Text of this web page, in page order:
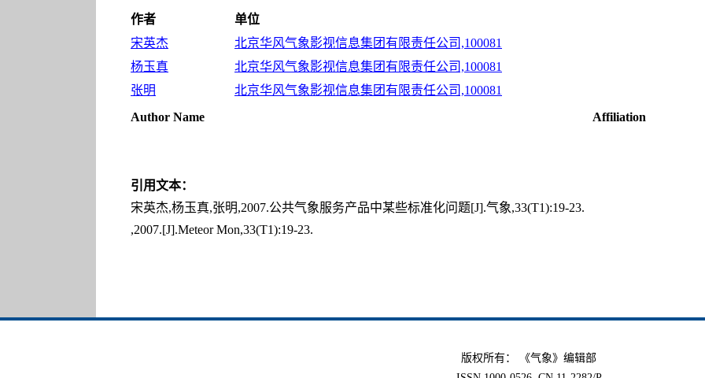
作者
单位
宋英杰
北京华风气象影视信息集团有限责任公司,100081
杨玉真
北京华风气象影视信息集团有限责任公司,100081
张明
北京华风气象影视信息集团有限责任公司,100081
Author Name
Affiliation
引用文本：
宋英杰,杨玉真,张明,2007.公共气象服务产品中某些标准化问题[J].气象,33(T1):19-23.
,2007.[J].Meteor Mon,33(T1):19-23.
版权所有： 《气象》编辑部